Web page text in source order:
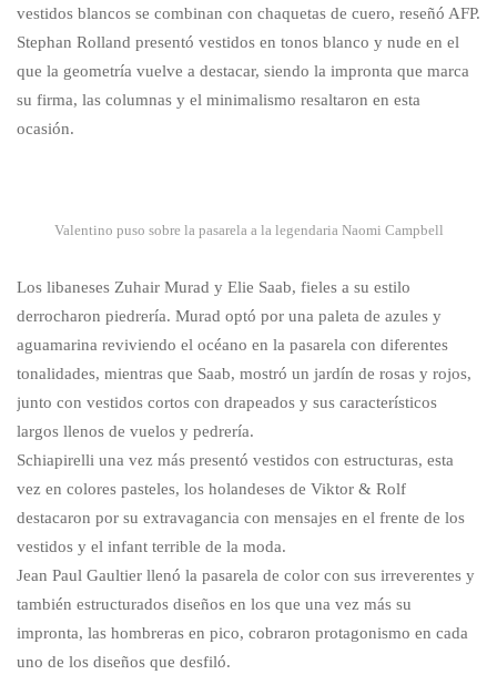
vestidos blancos se combinan con chaquetas de cuero, reseñó AFP.
Stephan Rolland presentó vestidos en tonos blanco y nude en el
que la geometría vuelve a destacar, siendo la impronta que marca
su firma, las columnas y el minimalismo resaltaron en esta
ocasión.
Valentino puso sobre la pasarela a la legendaria Naomi Campbell
Los libaneses Zuhair Murad y Elie Saab, fieles a su estilo
derrocharon piedrería. Murad optó por una paleta de azules y
aguamarina reviviendo el océano en la pasarela con diferentes
tonalidades, mientras que Saab, mostró un jardín de rosas y rojos,
junto con vestidos cortos con drapeados y sus característicos
largos llenos de vuelos y pedrería.
Schiapirelli una vez más presentó vestidos con estructuras, esta
vez en colores pasteles, los holandeses de Viktor & Rolf
destacaron por su extravagancia con mensajes en el frente de los
vestidos y el infant terrible de la moda.
Jean Paul Gaultier llenó la pasarela de color con sus irreverentes y
también estructurados diseños en los que una vez más su
impronta, las hombreras en pico, cobraron protagonismo en cada
uno de los diseños que desfiló.